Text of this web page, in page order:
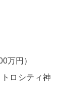
万円）
ロシティ神